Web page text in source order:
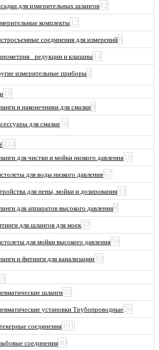
для измерительных шлангов 12
комплекты 12
соединения для измерений8
редукции и клапаны 14
измерительные приборы2
19
и наконечники для смазки9
для смазки 10
224
для чистки и мойки низкого давления 10
для воды низкого давления67
для пены, мойки и дозирования33
для аппаратов высокого давления8
для шлангов для моек37
для мойки высокого давления59
и фитинги для канализации 10
шланги35
установки Трубопроводные26
соединения 101
соединения40